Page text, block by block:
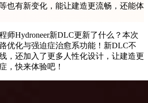
也有新变化，能让建造更流畅，还能体
师Hydroneer新DLC更新了什么？本次
优化与强迫症治愈系功能！新DLC不
，还加入了更多人性化设计，让建造更
，快来体验吧！